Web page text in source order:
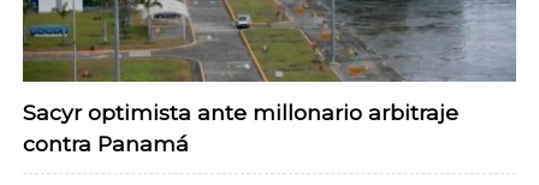
Sacyr optimista ante millonario arbitraje
contra Panamá